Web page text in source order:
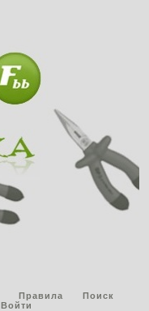
Правила
Поиск
Войти